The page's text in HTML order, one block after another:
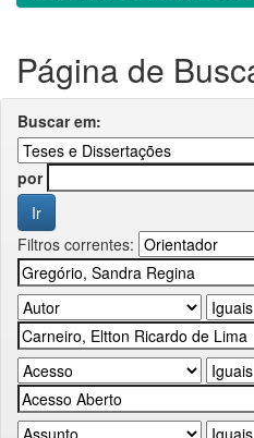
Página de
Buscar em:
por
Filtros correntes: